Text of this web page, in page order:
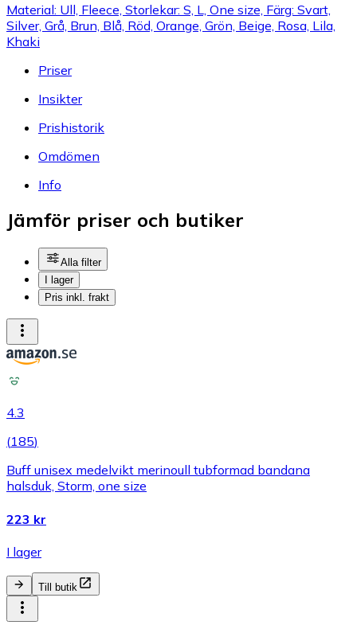
Material: Ull, Fleece, Storlekar: S, L, One size, Färg: Svart,
Silver, Grå, Brun, Blå, Röd, Orange, Grön, Beige, Rosa, Lila,
Khaki
Priser
Insikter
Prishistorik
Omdömen
Info
Jämför priser och butiker
Alla filter
I lager
Pris inkl. frakt
4.3
(185)
Buff unisex medelvikt merinoull tubformad bandana
halsduk, Storm, one size
223 kr
I lager
Till butik